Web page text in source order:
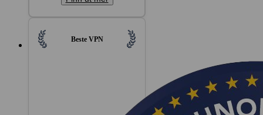
Beste VPN